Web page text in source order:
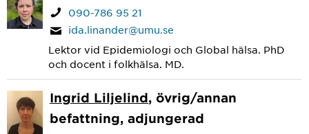
090-786 95 21
ida.linander@umu.se
Lektor vid Epidemiologi och Global hälsa. PhD
och docent i folkhälsa. MD.
Ingrid Liljelind, övrig/annan
befattning, adjungerad